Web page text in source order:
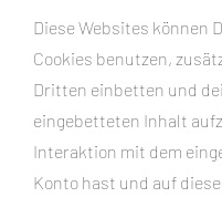
Diese Websites können
Cookies benutzen,
Dritten einbetten und
eingebetteten Inhalt
Interaktion mit dem
Konto hast und auf